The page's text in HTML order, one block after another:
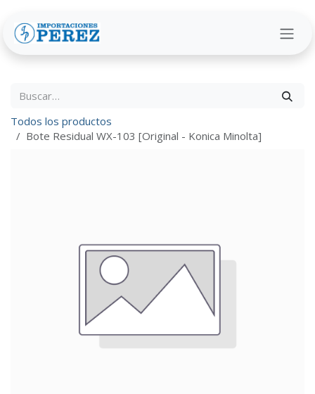
Todos los productos
Bote Residual WX-103 [Original - Konica Minolta]